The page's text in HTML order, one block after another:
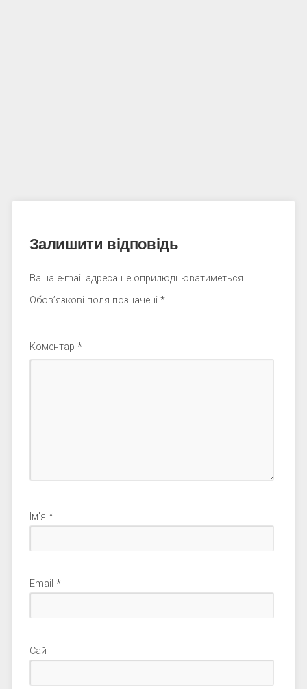
Залишити відповідь
Ваша e-mail адреса не оприлюднюватиметься.
Обов’язкові поля позначені *
Коментар *
Ім'я *
Email *
Сайт